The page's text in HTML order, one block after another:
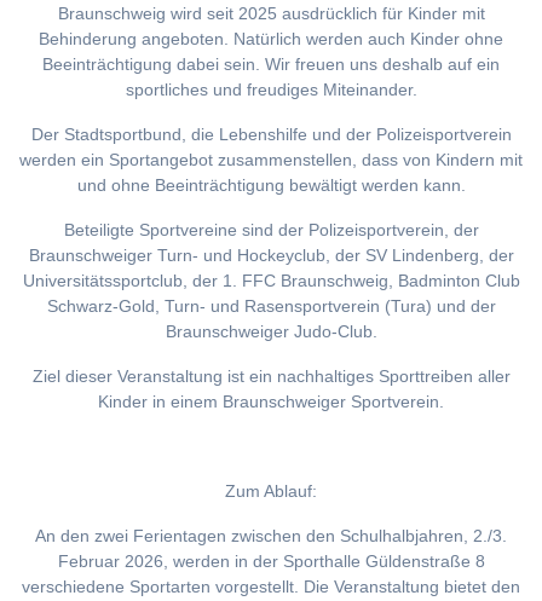
Braunschweig wird seit 2025 ausdrücklich für Kinder mit
Behinderung angeboten. Natürlich werden auch Kinder ohne
Beeinträchtigung dabei sein. Wir freuen uns deshalb auf ein
sportliches und freudiges Miteinander.
Der Stadtsportbund, die Lebenshilfe und der Polizeisportverein
werden ein Sportangebot zusammenstellen, dass von Kindern mit
und ohne Beeinträchtigung bewältigt werden kann.
Beteiligte Sportvereine sind der Polizeisportverein, der
Braunschweiger Turn- und Hockeyclub, der SV Lindenberg, der
Universitätssportclub, der 1. FFC Braunschweig, Badminton Club
Schwarz-Gold, Turn- und Rasensportverein (Tura) und der
Braunschweiger Judo-Club.
Ziel dieser Veranstaltung ist ein nachhaltiges Sporttreiben aller
Kinder in einem Braunschweiger Sportverein.
Zum Ablauf:
An den zwei Ferientagen zwischen den Schulhalbjahren, 2./3.
Februar 2026, werden in der Sporthalle Güldenstraße 8
verschiedene Sportarten vorgestellt. Die Veranstaltung bietet den